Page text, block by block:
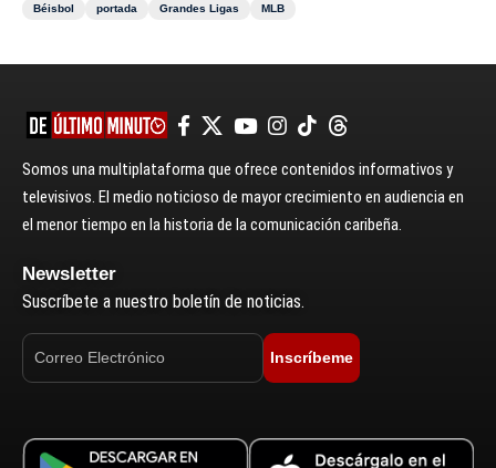
Béisbol
portada Grandes Ligas MLB
Somos una multiplataforma que ofrece contenidos informativos y
televisivos. El medio noticioso de mayor crecimiento en audiencia en
el menor tiempo en la historia de la comunicación caribeña.
Newsletter
Suscríbete a nuestro boletín de noticias.
Inscríbeme